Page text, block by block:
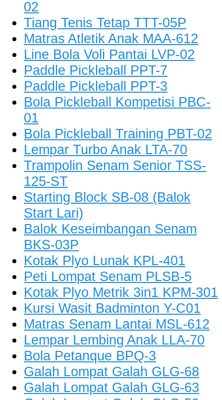
02
Tiang Tenis Tetap TTT-05P
Matras Atletik Anak MAA-612
Line Bola Voli Pantai LVP-02
Paddle Pickleball PPT-7
Paddle Pickleball PPT-3
Bola Pickleball Kompetisi PBC-
01
Bola Pickleball Training PBT-02
Lempar Turbo Anak LTA-70
Trampolin Senam Senior TSS-
125-ST
Starting Block SB-08 (Balok
Start Lari)
Balok Keseimbangan Senam
BKS-03P
Kotak Plyo Lunak KPL-401
Peti Lompat Senam PLSB-5
Kotak Plyo Metrik 3in1 KPM-301
Kursi Wasit Badminton Y-C01
Matras Senam Lantai MSL-612
Lempar Lembing Anak LLA-70
Bola Petanque BPQ-3
Galah Lompat Galah GLG-68
Galah Lompat Galah GLG-63